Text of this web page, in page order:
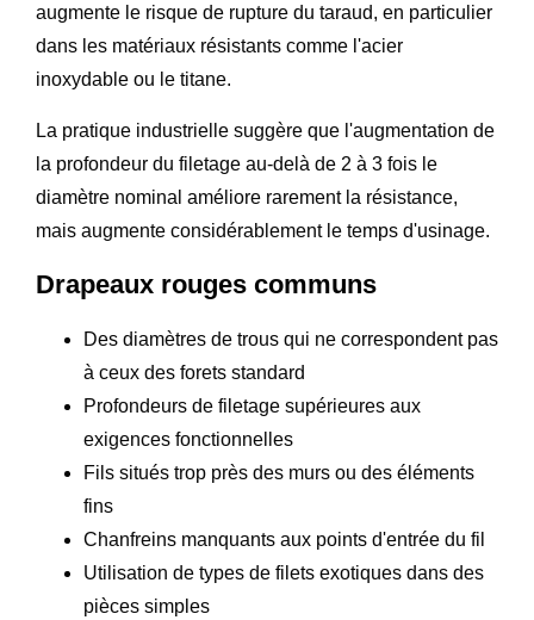
augmente le risque de rupture du taraud, en particulier
dans les matériaux résistants comme l'acier
inoxydable ou le titane.
La pratique industrielle suggère que l'augmentation de
la profondeur du filetage au-delà de 2 à 3 fois le
diamètre nominal améliore rarement la résistance,
mais augmente considérablement le temps d'usinage.
Drapeaux rouges communs
Des diamètres de trous qui ne correspondent pas
à ceux des forets standard
Profondeurs de filetage supérieures aux
exigences fonctionnelles
Fils situés trop près des murs ou des éléments
fins
Chanfreins manquants aux points d'entrée du fil
Utilisation de types de filets exotiques dans des
pièces simples